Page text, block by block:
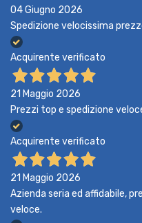
04 Giugno 2026
Spedizione velocissima
Acquirente verificato
21 Maggio 2026
Prezzi top e spedizione
Acquirente verificato
21 Maggio 2026
Azienda seria ed affidabile,
veloce.